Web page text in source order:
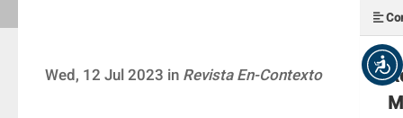
Wed, 12 Jul 2023 in Revista En-Contexto